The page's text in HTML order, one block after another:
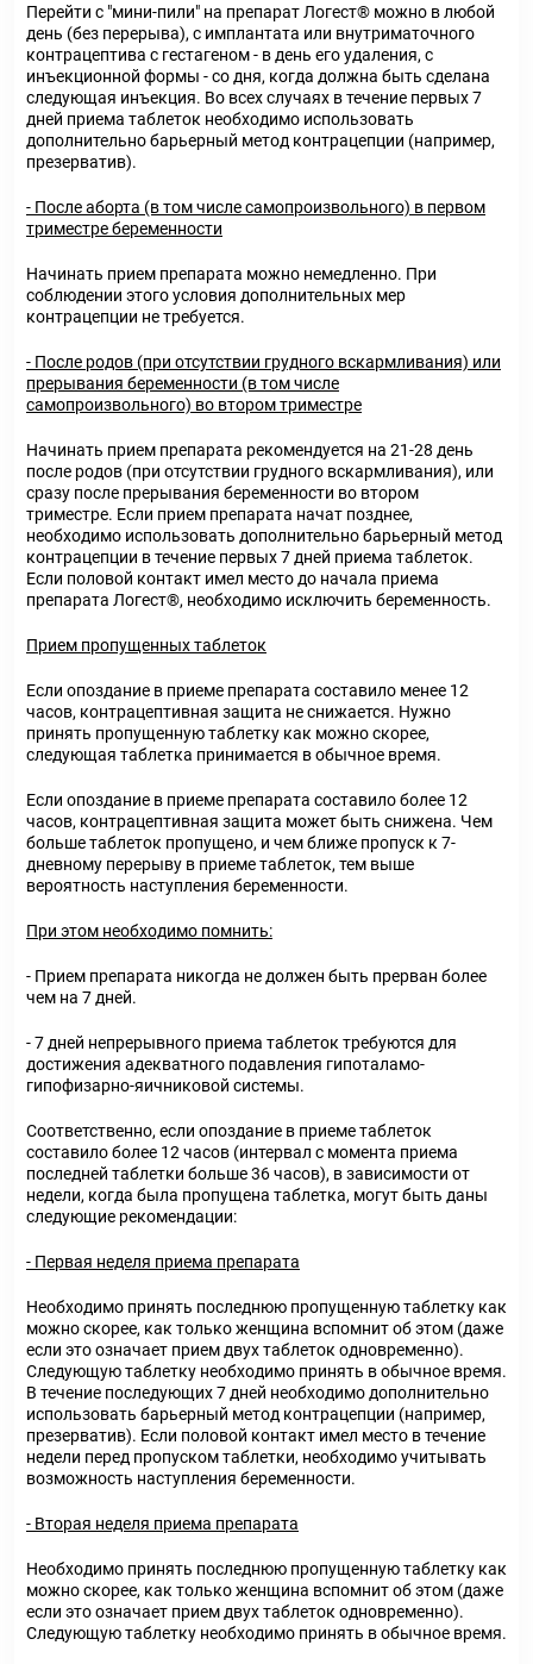
Перейти с "мини-пили" на препарат Логест® можно в любой
день (без перерыва), с имплантата или внутриматочного
контрацептива с гестагеном - в день его удаления, с
инъекционной формы - со дня, когда должна быть сделана
следующая инъекция. Во всех случаях в течение первых 7
дней приема таблеток необходимо использовать
дополнительно барьерный метод контрацепции (например,
презерватив).
- После аборта (в том числе самопроизвольного) в первом
триместре беременности
Начинать прием препарата можно немедленно. При
соблюдении этого условия дополнительных мер
контрацепции не требуется.
- После родов (при отсутствии грудного вскармливания) или
прерывания беременности (в том числе
самопроизвольного) во втором триместре
Начинать прием препарата рекомендуется на 21-28 день
после родов (при отсутствии грудного вскармливания), или
сразу после прерывания беременности во втором
триместре. Если прием препарата начат позднее,
необходимо использовать дополнительно барьерный метод
контрацепции в течение первых 7 дней приема таблеток.
Если половой контакт имел место до начала приема
препарата Логест®, необходимо исключить беременность.
Прием пропущенных таблеток
Если опоздание в приеме препарата составило менее 12
часов, контрацептивная защита не снижается. Нужно
принять пропущенную таблетку как можно скорее,
следующая таблетка принимается в обычное время.
Если опоздание в приеме препарата составило более 12
часов, контрацептивная защита может быть снижена. Чем
больше таблеток пропущено, и чем ближе пропуск к 7-
дневному перерыву в приеме таблеток, тем выше
вероятность наступления беременности.
При этом необходимо помнить:
- Прием препарата никогда не должен быть прерван более
чем на 7 дней.
- 7 дней непрерывного приема таблеток требуются для
достижения адекватного подавления гипоталамо-
гипофизарно-яичниковой системы.
Соответственно, если опоздание в приеме таблеток
составило более 12 часов (интервал с момента приема
последней таблетки больше 36 часов), в зависимости от
недели, когда была пропущена таблетка, могут быть даны
следующие рекомендации:
- Первая неделя приема препарата
Необходимо принять последнюю пропущенную таблетку как
можно скорее, как только женщина вспомнит об этом (даже
если это означает прием двух таблеток одновременно).
Следующую таблетку необходимо принять в обычное время.
В течение последующих 7 дней необходимо дополнительно
использовать барьерный метод контрацепции (например,
презерватив). Если половой контакт имел место в течение
недели перед пропуском таблетки, необходимо учитывать
возможность наступления беременности.
- Вторая неделя приема препарата
Необходимо принять последнюю пропущенную таблетку как
можно скорее, как только женщина вспомнит об этом (даже
если это означает прием двух таблеток одновременно).
Следующую таблетку необходимо принять в обычное время.